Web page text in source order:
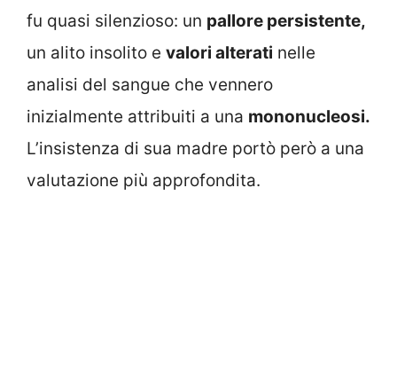
fu quasi silenzioso: un pallore persistente,
un alito insolito e valori alterati nelle
analisi del sangue che vennero
inizialmente attribuiti a una mononucleosi.
L’insistenza di sua madre portò però a una
valutazione più approfondita.